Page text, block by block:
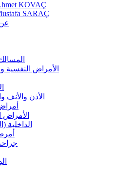
KOVAÇ
SARAÇ
عن
الأمراض النفسية
الأذن والأنف
الأمراض
الداخلية